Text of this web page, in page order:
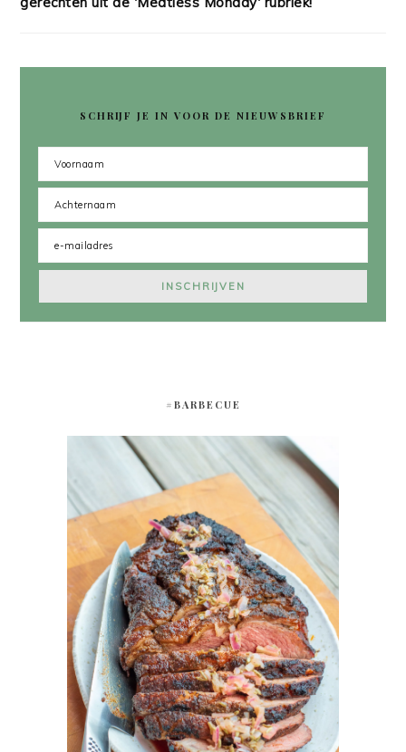
SCHRIJF JE IN VOOR DE NIEUWSBRIEF
#BARBECUE